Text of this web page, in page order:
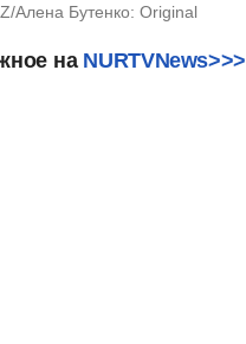
Алена Бутенко: Original
на NURTVNews>>>